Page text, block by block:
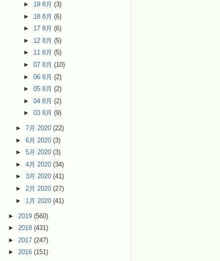
► 19 8月 (3)
► 18 8月 (6)
► 17 8月 (6)
► 12 8月 (5)
► 11 8月 (5)
► 07 8月 (10)
► 06 8月 (2)
► 05 8月 (2)
► 04 8月 (2)
► 03 8月 (9)
►7月 2020(22)
►6月 2020(3)
►5月 2020(3)
►4月 2020(34)
►3月 2020(41)
►2月 2020(27)
► 1月 2020(41)
► 2019 (560)
► 2018 (431)
► 2017 (247)
► 2016 (151)